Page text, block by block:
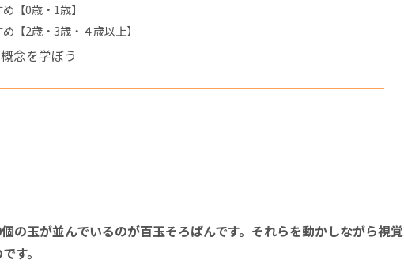
【0歳・1歳】
【2歳・3歳・４歳以上】
念を学ぼう
の玉が並んでいるのが百玉そろばんです。それらを動かしながら視覚
す。